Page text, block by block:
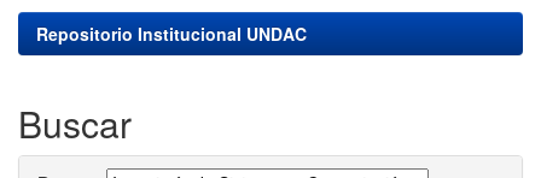
Repositorio Institucional UNDAC
Buscar